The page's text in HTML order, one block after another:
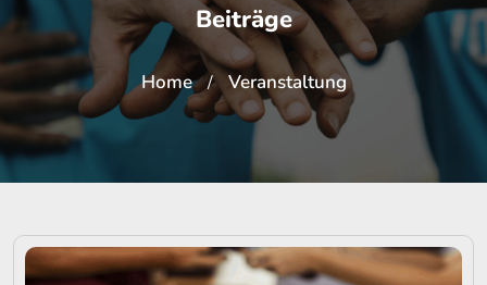
Beiträge
Home / Veranstaltung